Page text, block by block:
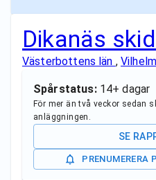
Dikanäs
Västerbottens län ,
Spårstatus: 14+ dagar
För mer än två veckor sedan
anläggningen.
SE
PRENUMERERA